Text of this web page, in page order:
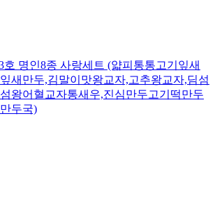
호 명인8종 사랑세트 (얇피통통고기잎새
새만두,김말이맛왕교자,고추왕교자,딤섬
왕어혈교자통새우,진심만두고기떡만두
두국)